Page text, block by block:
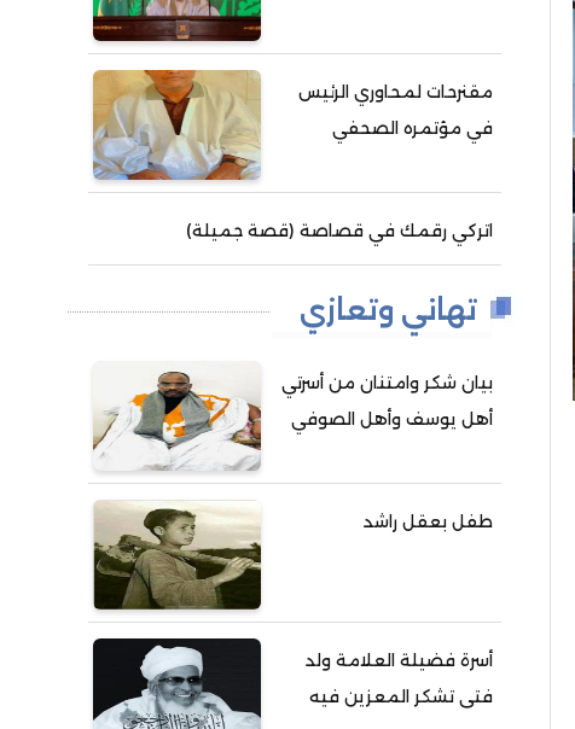
مقنرحات لمحاوري الرئيس
في مؤتمره الصحفي
اتركي رقمك في قصاصة (قصة جميلة)
تهاني وتعازي
بيان شكر وامتنان من أسرتي
أهل يوسف وأهل الصوفي
طفل بعقل راشد
أسرة فضيلة العلامة ولد
فتى تشكر المعزين فيه